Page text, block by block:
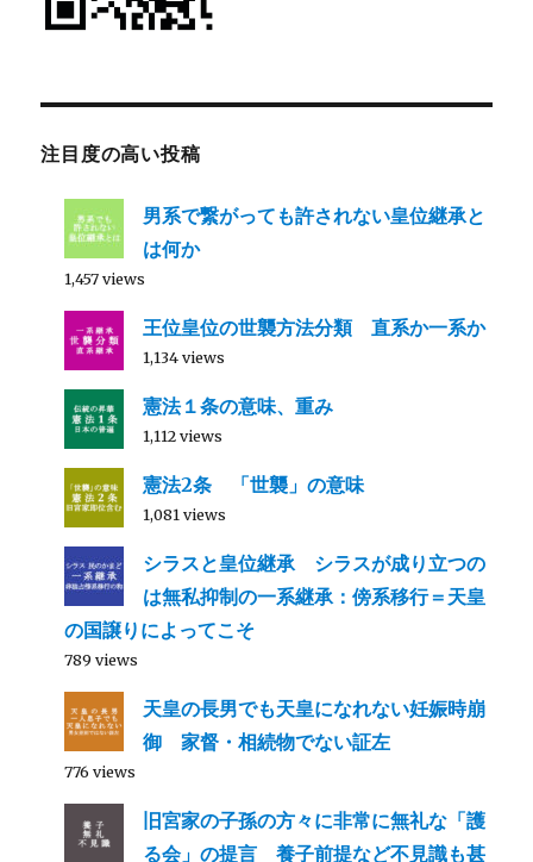
注目度の高い投稿
男系で繋がっても許されない皇位継承と
は何か
1,457 views
王位皇位の世襲方法分類 直系か一系か
1,134 views
憲法１条の意味、重み
1,112 views
憲法2条 「世襲」の意味
1,081 views
シラスと皇位継承 シラスが成り立つの
は無私抑制の一系継承：傍系移行＝天皇
の国譲りによってこそ
789 views
天皇の長男でも天皇になれない妊娠時崩
御 家督・相続物でない証左
776 views
旧宮家の子孫の方々に非常に無礼な「護
る会」の提言 養子前提など不見識も甚